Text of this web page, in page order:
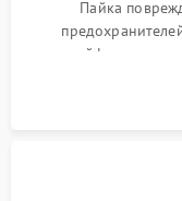
Пайка
шлейфов,
автофокуса.